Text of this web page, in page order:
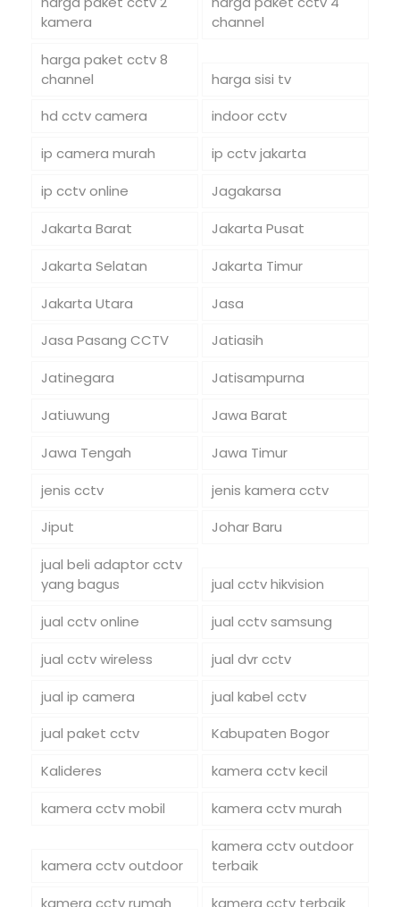
kamera
channel
harga paket cctv 8
channel
harga sisi tv
hd cctv camera
indoor cctv
ip camera murah
ip cctv jakarta
ip cctv online
Jagakarsa
Jakarta Barat
Jakarta Pusat
Jakarta Selatan
Jakarta Timur
Jakarta Utara
Jasa
Jasa Pasang CCTV
Jatiasih
Jatinegara
Jatisampurna
Jatiuwung
Jawa Barat
Jawa Tengah
Jawa Timur
jenis cctv
jenis kamera cctv
Jiput
Johar Baru
jual beli adaptor cctv
yang bagus
jual cctv hikvision
jual cctv online
jual cctv samsung
jual cctv wireless
jual dvr cctv
jual ip camera
jual kabel cctv
jual paket cctv
Kabupaten Bogor
Kalideres
kamera cctv kecil
kamera cctv mobil
kamera cctv murah
kamera cctv outdoor
kamera cctv outdoor
terbaik
kamera cctv rumah
kamera cctv terbaik